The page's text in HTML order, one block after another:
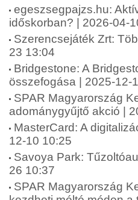
egeszsegpajzs.hu:
időskorban? | 2026-04-
Szerencsejáték Zrt:
23 13:04
Bridgestone: A
összefogása | 2025-12-
SPAR Magyarország
adománygyűjtő akció |
MasterCard: A
12-10 10:25
Savoya Park:
26 10:37
SPAR Magyarország